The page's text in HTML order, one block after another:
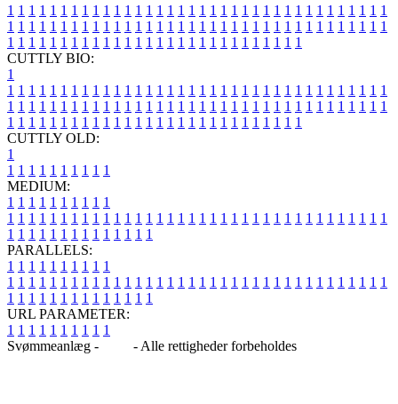
1 1 1 1 1 1 1 1 1 1 1 1 1 1 1 1 1 1 1 1 1 1 1 1 1 1 1 1 1 1 1 1 1 1 1 1
1 1 1 1 1 1 1 1 1 1 1 1 1 1 1 1 1 1 1 1 1 1 1 1 1 1 1 1 1 1 1 1 1 1 1 1
1 1 1 1 1 1 1 1 1 1 1 1 1 1 1 1 1 1 1 1 1 1 1 1 1 1 1 1
CUTTLY BIO:
1
1 1 1 1 1 1 1 1 1 1 1 1 1 1 1 1 1 1 1 1 1 1 1 1 1 1 1 1 1 1 1 1 1 1 1 1
1 1 1 1 1 1 1 1 1 1 1 1 1 1 1 1 1 1 1 1 1 1 1 1 1 1 1 1 1 1 1 1 1 1 1 1
1 1 1 1 1 1 1 1 1 1 1 1 1 1 1 1 1 1 1 1 1 1 1 1 1 1 1 1
CUTTLY OLD:
1
1 1 1 1 1 1 1 1 1 1
MEDIUM:
1 1 1 1 1 1 1 1 1 1
1 1 1 1 1 1 1 1 1 1 1 1 1 1 1 1 1 1 1 1 1 1 1 1 1 1 1 1 1 1 1 1 1 1 1 1
1 1 1 1 1 1 1 1 1 1 1 1 1 1
PARALLELS:
1 1 1 1 1 1 1 1 1 1
1 1 1 1 1 1 1 1 1 1 1 1 1 1 1 1 1 1 1 1 1 1 1 1 1 1 1 1 1 1 1 1 1 1 1 1
1 1 1 1 1 1 1 1 1 1 1 1 1 1
URL PARAMETER:
1 1 1 1 1 1 1 1 1 1
Svømmeanlæg -
- Alle rettigheder forbeholdes